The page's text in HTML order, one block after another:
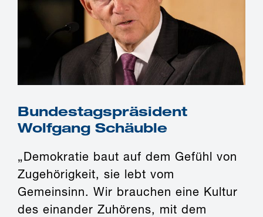
Bundestagspräsident
Wolfgang Schäuble
„Demokratie baut auf dem Gefühl von
Zugehörigkeit, sie lebt vom
Gemeinsinn. Wir brauchen eine Kultur
des einander Zuhörens, mit dem